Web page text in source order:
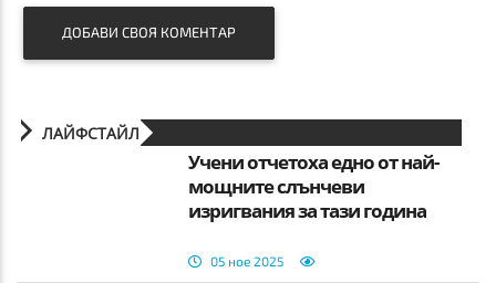
ДОБАВИ СВОЯ КОМЕНТАР
ЛАЙФСТАЙЛ
Учени отчетоха едно от най-
мощните слънчеви
изригвания за тази година
05 ное 2025